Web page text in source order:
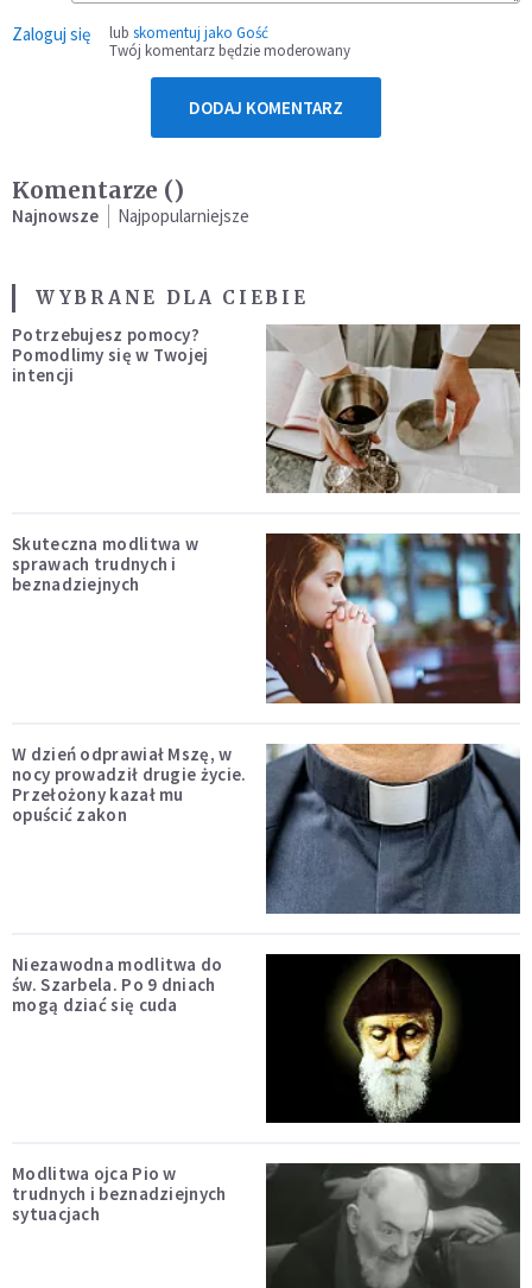
Zaloguj się lub skomentuj jako Gość
Twój komentarz będzie moderowany
DODAJ KOMENTARZ
Komentarze ()
Najnowsze Najpopularniejsze
WYBRANE DLA CIEBIE
Potrzebujesz pomocy?
Pomodlimy się w Twojej
intencji
Skuteczna modlitwa w
sprawach trudnych i
beznadziejnych
W dzień odprawiał Mszę, w
nocy prowadził drugie życie.
Przełożony kazał mu
opuścić zakon
Niezawodna modlitwa do
św. Szarbela. Po 9 dniach
mogą dziać się cuda
Modlitwa ojca Pio w
trudnych i beznadziejnych
sytuacjach